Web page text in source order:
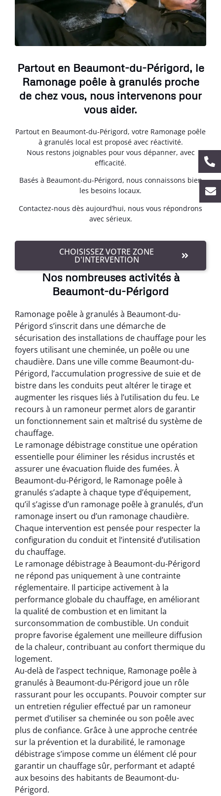
Partout en Beaumont-du-Périgord, le
Ramonage poêle à granulés proche
de chez vous, nous intervenons pour
vous aider.
Partout en Beaumont-du-Périgord, votre Ramonage poêle
à granulés local est proposé avec réactivité.
Nous restons joignables pour vous dépanner, avec
efficacité.
Basés à Beaumont-du-Périgord, nous connaissons bien
les besoins locaux.
Contactez-nous dès aujourd’hui, nous vous répondrons
avec sérieux.
CHOISISSEZ VOTRE ZONE
D'INTERVENTION
Nos nombreuses activités à
Beaumont-du-Périgord
Ramonage poêle à granulés à Beaumont-du-
Périgord s’inscrit dans une démarche de
sécurisation des installations de chauffage pour les
foyers utilisant une cheminée, un poêle ou une
chaudière. Dans une ville comme Beaumont-du-
Périgord, l’accumulation progressive de suie et de
bistre dans les conduits peut altérer le tirage et
augmenter les risques liés à l’utilisation du feu. Le
recours à un ramoneur permet alors de garantir
un fonctionnement sain et maîtrisé du système de
chauffage.
Le ramonage débistrage constitue une opération
essentielle pour éliminer les résidus incrustés et
assurer une évacuation fluide des fumées. À
Beaumont-du-Périgord, le Ramonage poêle à
granulés s’adapte à chaque type d’équipement,
qu’il s’agisse d’un ramonage poêle à granulés, d’un
ramonage insert ou d’un ramonage chaudière.
Chaque intervention est pensée pour respecter la
configuration du conduit et l’intensité d’utilisation
du chauffage.
Le ramonage débistrage à Beaumont-du-Périgord
ne répond pas uniquement à une contrainte
réglementaire. Il participe activement à la
performance globale du chauffage, en améliorant
la qualité de combustion et en limitant la
surconsommation de combustible. Un conduit
propre favorise également une meilleure diffusion
de la chaleur, contribuant au confort thermique du
logement.
Au-delà de l’aspect technique, Ramonage poêle à
granulés à Beaumont-du-Périgord joue un rôle
rassurant pour les occupants. Pouvoir compter sur
un entretien régulier effectué par un ramoneur
permet d’utiliser sa cheminée ou son poêle avec
plus de confiance. Grâce à une approche centrée
sur la prévention et la durabilité, le ramonage
débistrage s’impose comme un élément clé pour
garantir un chauffage sûr, performant et adapté
aux besoins des habitants de Beaumont-du-
Périgord.